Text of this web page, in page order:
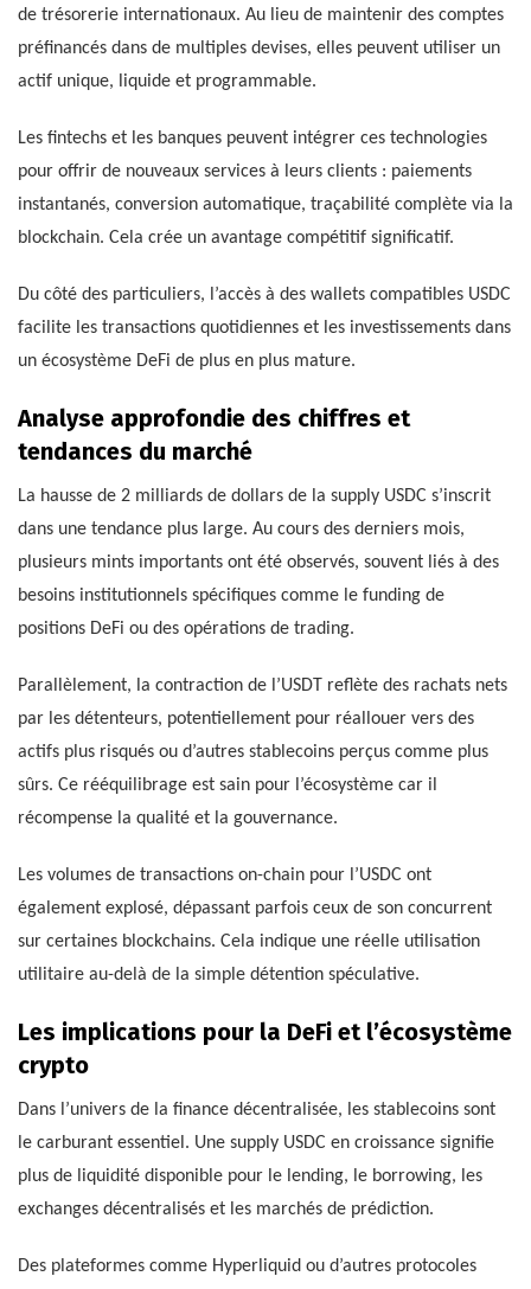
de trésorerie internationaux. Au lieu de maintenir des comptes
préfinancés dans de multiples devises, elles peuvent utiliser un
actif unique, liquide et programmable.
Les fintechs et les banques peuvent intégrer ces technologies
pour offrir de nouveaux services à leurs clients : paiements
instantanés, conversion automatique, traçabilité complète via la
blockchain. Cela crée un avantage compétitif significatif.
Du côté des particuliers, l’accès à des wallets compatibles USDC
facilite les transactions quotidiennes et les investissements dans
un écosystème DeFi de plus en plus mature.
Analyse approfondie des chiffres et
tendances du marché
La hausse de 2 milliards de dollars de la supply USDC s’inscrit
dans une tendance plus large. Au cours des derniers mois,
plusieurs mints importants ont été observés, souvent liés à des
besoins institutionnels spécifiques comme le funding de
positions DeFi ou des opérations de trading.
Parallèlement, la contraction de l’USDT reflète des rachats nets
par les détenteurs, potentiellement pour réallouer vers des
actifs plus risqués ou d’autres stablecoins perçus comme plus
sûrs. Ce rééquilibrage est sain pour l’écosystème car il
récompense la qualité et la gouvernance.
Les volumes de transactions on-chain pour l’USDC ont
également explosé, dépassant parfois ceux de son concurrent
sur certaines blockchains. Cela indique une réelle utilisation
utilitaire au-delà de la simple détention spéculative.
Les implications pour la DeFi et l’écosystème
crypto
Dans l’univers de la finance décentralisée, les stablecoins sont
le carburant essentiel. Une supply USDC en croissance signifie
plus de liquidité disponible pour le lending, le borrowing, les
exchanges décentralisés et les marchés de prédiction.
Des plateformes comme Hyperliquid ou d’autres protocoles